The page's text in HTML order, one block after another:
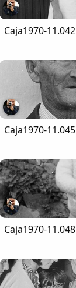
Caja1970-11.042
Caja1970-11.045
Caja1970-11.048